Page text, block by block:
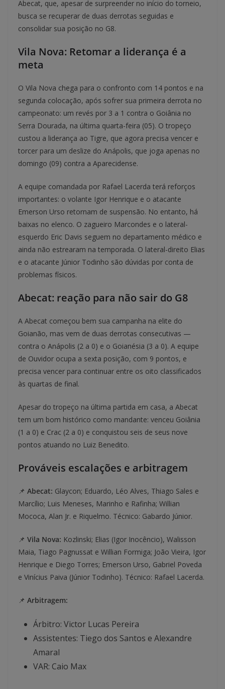
Abecat, que, apesar de surpreender no início do torneio,
busca se recuperar de duas derrotas seguidas e
consolidar sua posição no G8.
Vila Nova: Retomar a liderança é a
meta
O Vila Nova chega para o confronto com 14 pontos e na
segunda colocação, após sofrer sua primeira derrota no
campeonato: um revés por 3 a 1 contra o Goiânia no
Serra Dourada, na última quarta-feira (05). O tropeço
custou a liderança ao Tigre, que agora precisa vencer e
torcer para um deslize do Anápolis, que joga apenas no
domingo (09) contra a Aparecidense.
A equipe comandada por Rafael Lacerda terá reforços
importantes: o volante Igor Henrique e o atacante
Emerson Urso retornam de suspensão. No entanto, há
baixas no elenco. O zagueiro Marcondes e o lateral-
esquerdo Eric Davis seguem no departamento médico e
ainda não estrearam na temporada. O lateral-direito Elias
e o atacante Júnior Todinho são dúvidas por conta de
problemas físicos.
Abecat: reação para não sair do G8
A Abecat começou bem sua campanha na elite do
Goianão, mas vem de duas derrotas consecutivas —
contra o Anápolis (2 a 0) e o Goianésia (3 a 0). A equipe
de Ouvidor ocupa a sexta posição, com 9 pontos, e
precisa vencer para continuar entre os oito classificados
às quartas de final.
Apesar do tropeço na última partida em casa, a Abecat
tem um bom histórico como mandante: venceu Goiânia
(1 a 0) e Crac (2 a 0) e conquistou seis de seus nove
pontos atuando no Luiz Benedito.
Prováveis escalações e arbitragem
📌 Abecat: Glaycon; Eduardo, Léo Alves, Thiago Sales e
Marcílio; Luis Meneses, Marinho e Rafinha; Willian
Mococa, Alan Jr. e Riquelmo. Técnico: Gabardo Júnior.
📌 Vila Nova: Kozlinski; Elias (Igor Inocêncio), Walisson
Maia, Tiago Pagnussat e Willian Formiga; João Vieira, Igor
Henrique e Diego Torres; Emerson Urso, Gabriel Poveda
e Vinícius Paiva (Júnior Todinho). Técnico: Rafael Lacerda.
📌 Arbitragem:
Árbitro: Victor Lucas Pereira
Assistentes: Tiego dos Santos e Alexandre
Amaral
VAR: Caio Max